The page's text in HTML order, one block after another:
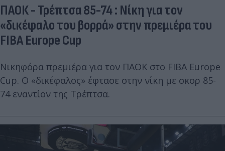
ΠΑΟΚ - Τρέπτσα 85-74 : Nίκη για τον
«δικέφαλο του βορρά» στην πρεμιέρα του
FIBA Europe Cup
Νικηφόρα πρεμιέρα για τον ΠΑΟΚ στο FIBA Europe
Cup. Ο «δικέφαλος» έφτασε στην νίκη με σκορ 85-
74 εναντίον της Τρέπτσα.